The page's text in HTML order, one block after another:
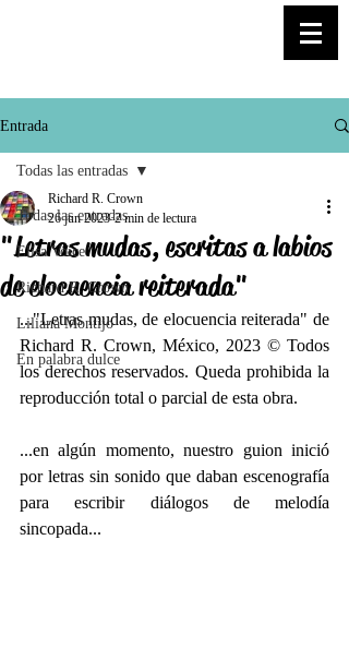
Entrada
Todas las entradas
Elisa Voice
Richard R. Crown
Liliana Montijo
En palabra dulce
Todas las entradas
"Letras mudas, escritas a labios
de elocuencia reiterada"
Richard R. Crown
26 jun 2023 2 min de lectura
..."Letras mudas, de elocuencia reiterada" de
Richard R. Crown, México, 2023 © Todos
los derechos reservados. Queda prohibida la
reproducción total o parcial de esta obra.
...en algún momento, nuestro guion inició
por letras sin sonido que daban escenografía
para escribir diálogos de melodía
sincopada...